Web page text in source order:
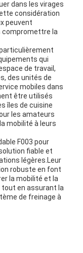
dans les virages
considération
peuvent
compromettre la
qui
de travail,
des unités de
mobiles dans
être utilisés
îles de cuisine
les amateurs
mobilité à leurs
F003 pour
fiable et
légères.Leur
robuste en font
la mobilité et la
tout en assurant la
de freinage à